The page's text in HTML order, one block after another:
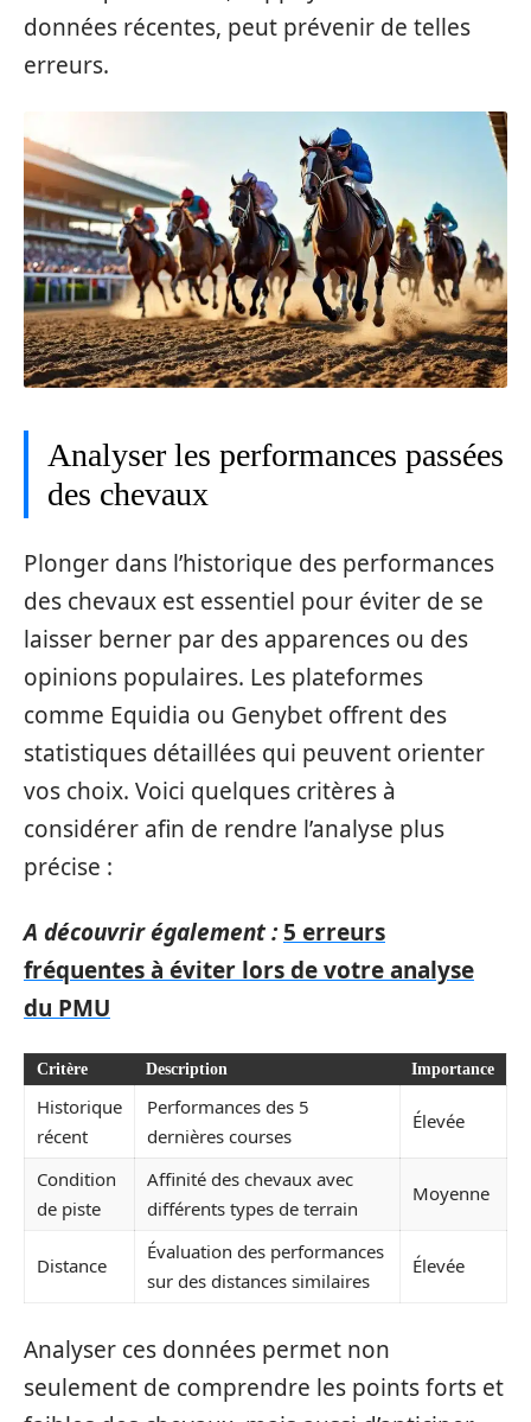
données récentes, peut prévenir de telles
erreurs.
Analyser les performances passées
des chevaux
Plonger dans l’historique des performances
des chevaux est essentiel pour éviter de se
laisser berner par des apparences ou des
opinions populaires. Les plateformes
comme Equidia ou Genybet offrent des
statistiques détaillées qui peuvent orienter
vos choix. Voici quelques critères à
considérer afin de rendre l’analyse plus
précise :
A découvrir également : 5 erreurs
fréquentes à éviter lors de votre analyse
du PMU
Critère Description Importance
Historique
récent
Performances des 5
dernières courses
Élevée
Condition
de piste
Affinité des chevaux avec
différents types de terrain
Moyenne
Distance
Évaluation des performances
sur des distances similaires
Élevée
Analyser ces données permet non
seulement de comprendre les points forts et